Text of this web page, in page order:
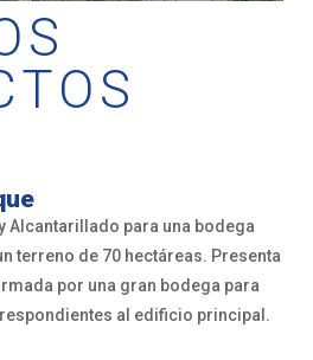
Alcantarillado para una bodega
terreno de 70 hectáreas. Presenta
por una gran bodega para
al edificio principal.